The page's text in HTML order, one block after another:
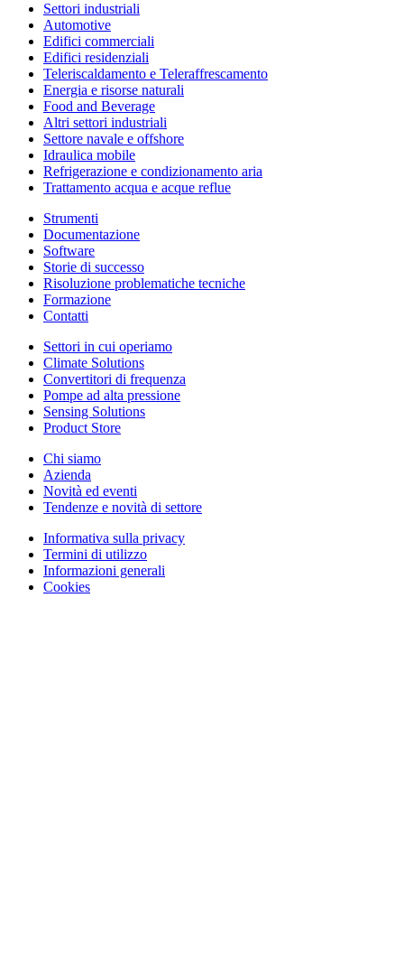
Settori industriali
Automotive
Edifici commerciali
Edifici residenziali
Teleriscaldamento e Teleraffrescamento
Energia e risorse naturali
Food and Beverage
Altri settori industriali
Settore navale e offshore
Idraulica mobile
Refrigerazione e condizionamento aria
Trattamento acqua e acque reflue
Strumenti
Documentazione
Software
Storie di successo
Risoluzione problematiche tecniche
Formazione
Contatti
Settori in cui operiamo
Climate Solutions
Convertitori di frequenza
Pompe ad alta pressione
Sensing Solutions
Product Store
Chi siamo
Azienda
Novità ed eventi
Tendenze e novità di settore
Informativa sulla privacy
Termini di utilizzo
Informazioni generali
Cookies